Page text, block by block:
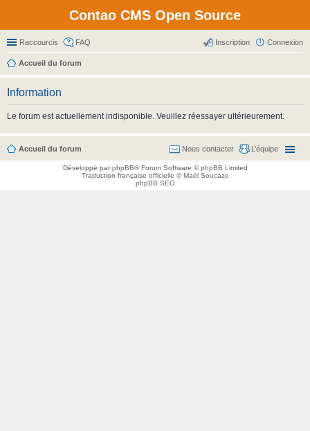
Contao CMS Open Source
Raccourcis FAQ Connexion
Inscription
Accueil du forum
Information
Le forum est actuellement indisponible. Veuillez réessayer ultérieurement.
Accueil du forum L’équipe
Nous contacter
Développé parphpBB® Forum Software © phpBB Limited
Traduction française officielle ©Maël Soucaze
phpBB SEO